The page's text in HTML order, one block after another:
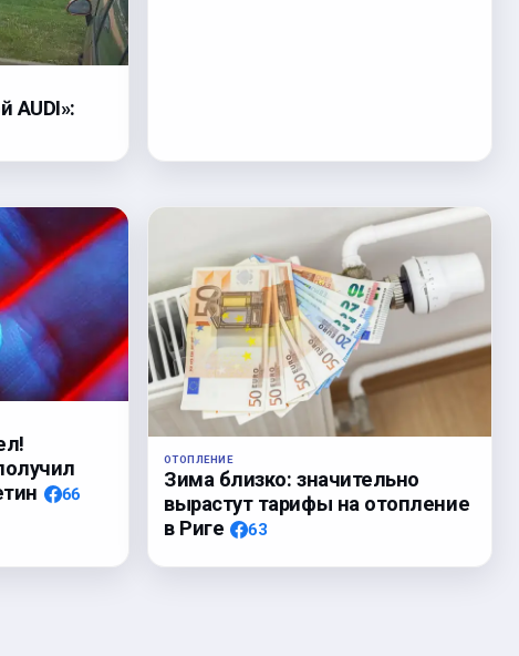
AUDI»:
66
ОТОПЛЕНИЕ
Зима близко: значительно
вырастут тарифы на отопление
в Риге
63